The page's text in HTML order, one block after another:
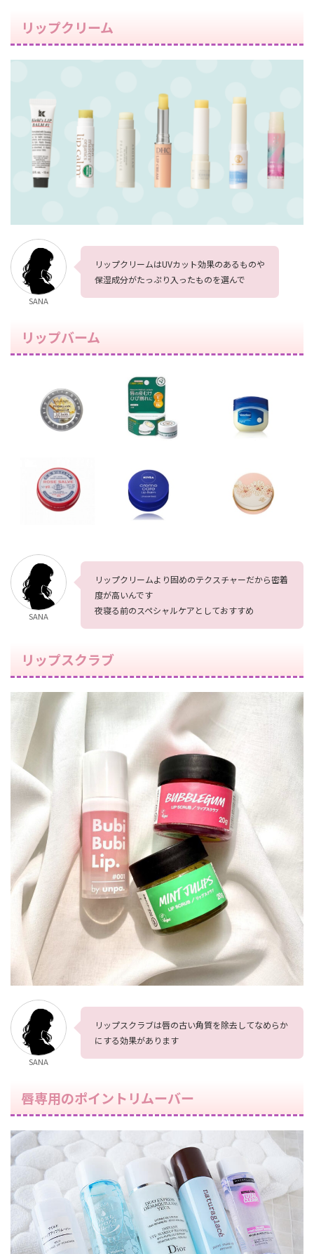
リップクリーム
SANA
リップクリームはUVカット効果のあるものや
保湿成分がたっぷり入ったものを選んで
リップバーム
SANA
リップクリームより固めのテクスチャーだから密着
度が高いんです
夜寝る前のスペシャルケアとしておすすめ
リップスクラブ
SANA
リップスクラブは唇の古い角質を除去してなめらか
にする効果があります
唇専用のポイントリムーバー